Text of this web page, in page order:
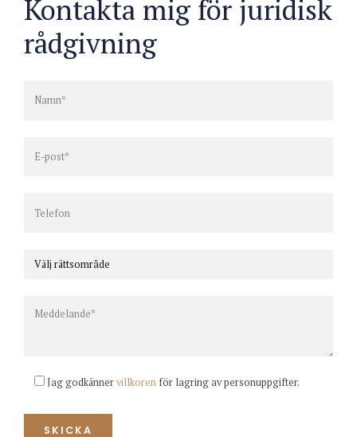
Kontakta mig för juridisk
rådgivning
Jag godkännervillkorenför lagring av personuppgifter.